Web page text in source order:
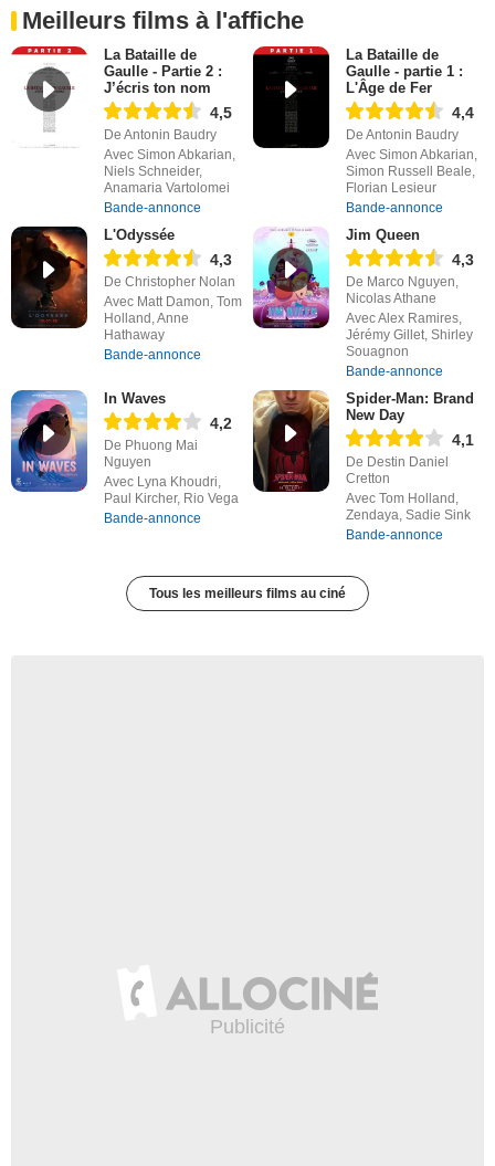
Meilleurs films à l'affiche
La Bataille de
Gaulle - Partie 2 :
J’écris ton nom
4,5
De Antonin Baudry
Avec Simon Abkarian,
Niels Schneider,
Anamaria Vartolomei
Bande-annonce
La Bataille de
Gaulle - partie 1 :
L'Âge de Fer
4,4
De Antonin Baudry
Avec Simon Abkarian,
Simon Russell Beale,
Florian Lesieur
Bande-annonce
L'Odyssée
4,3
De Christopher Nolan
Avec Matt Damon, Tom
Holland, Anne
Hathaway
Bande-annonce
Jim Queen
4,3
De Marco Nguyen,
Nicolas Athane
Avec Alex Ramires,
Jérémy Gillet, Shirley
Souagnon
Bande-annonce
In Waves
4,2
De Phuong Mai
Nguyen
Avec Lyna Khoudri,
Paul Kircher, Rio Vega
Bande-annonce
Spider-Man: Brand
New Day
4,1
De Destin Daniel
Cretton
Avec Tom Holland,
Zendaya, Sadie Sink
Bande-annonce
Tous les meilleurs films au ciné